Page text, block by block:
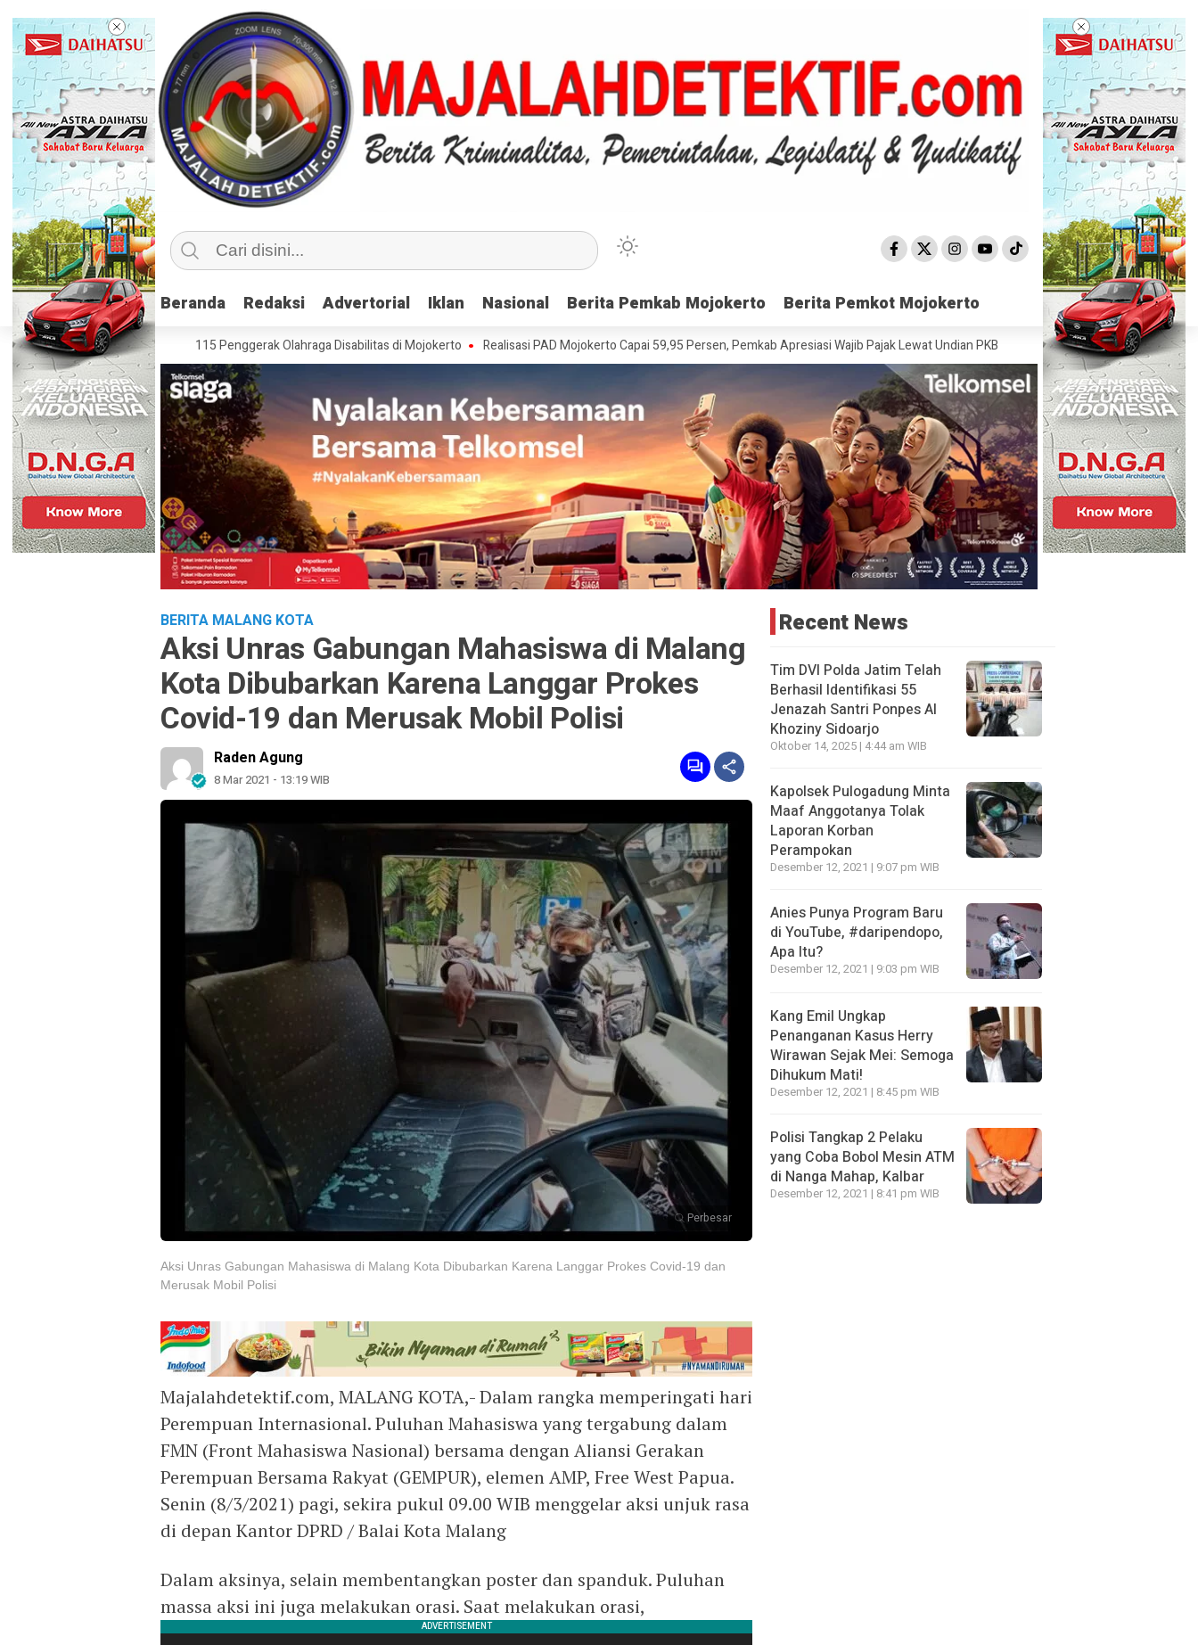
Beranda Redaksi Advertorial Iklan Nasional Berita Pemkab Mojokerto Berita Pemkot Mojokerto
Beranda Redaksi Advertorial Iklan Nasional Berita Pemkab Mojokerto Berita Pemkot Mojokerto
Kemenpora Latih 115 Penggerak Olahraga Disabilitas di Mojokerto Realisasi PAD Mojokerto Capai 59,95 Persen, Pemkab Apresiasi Wajib Pajak Lewat Undian PKB Satpol PP Mojokerto Sisir 15 Titik,
BERITA MALANG KOTA
Aksi Unras Gabungan Mahasiswa di Malang
Kota Dibubarkan Karena Langgar Prokes
Covid-19 dan Merusak Mobil Polisi
Raden Agung
8 Mar 2021 - 13:19 WIB
Perbesar
Aksi Unras Gabungan Mahasiswa di Malang Kota Dibubarkan Karena Langgar Prokes Covid-19 dan
Merusak Mobil Polisi
Majalahdetektif.com, MALANG KOTA,- Dalam rangka memperingati hari
Perempuan Internasional. Puluhan Mahasiswa yang tergabung dalam
FMN (Front Mahasiswa Nasional) bersama dengan Aliansi Gerakan
Perempuan Bersama Rakyat (GEMPUR), elemen AMP, Free West Papua.
Senin (8/3/2021) pagi, sekira pukul 09.00 WIB menggelar aksi unjuk rasa
di depan Kantor DPRD / Balai Kota Malang
Dalam aksinya, selain membentangkan poster dan spanduk. Puluhan
massa aksi ini juga melakukan orasi. Saat melakukan orasi,
Recent News
Tim DVI Polda Jatim Telah
Berhasil Identifikasi 55
Jenazah Santri Ponpes Al
Khoziny Sidoarjo
Oktober 14, 2025 | 4:44 am WIB
Kapolsek Pulogadung Minta
Maaf Anggotanya Tolak
Laporan Korban
Perampokan
Desember 12, 2021 | 9:07 pm WIB
Anies Punya Program Baru
di YouTube, #daripendopo,
Apa Itu?
Desember 12, 2021 | 9:03 pm WIB
Kang Emil Ungkap
Penanganan Kasus Herry
Wirawan Sejak Mei: Semoga
Dihukum Mati!
Desember 12, 2021 | 8:45 pm WIB
Polisi Tangkap 2 Pelaku
yang Coba Bobol Mesin ATM
di Nanga Mahap, Kalbar
Desember 12, 2021 | 8:41 pm WIB